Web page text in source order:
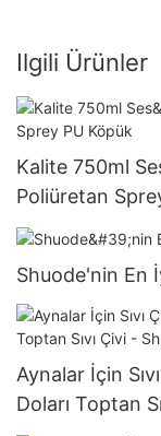
Ilgili Ürünler
Kalite 750ml
Poliüretan
Shuode'nin En
Aynalar İçin
Doları Toptan